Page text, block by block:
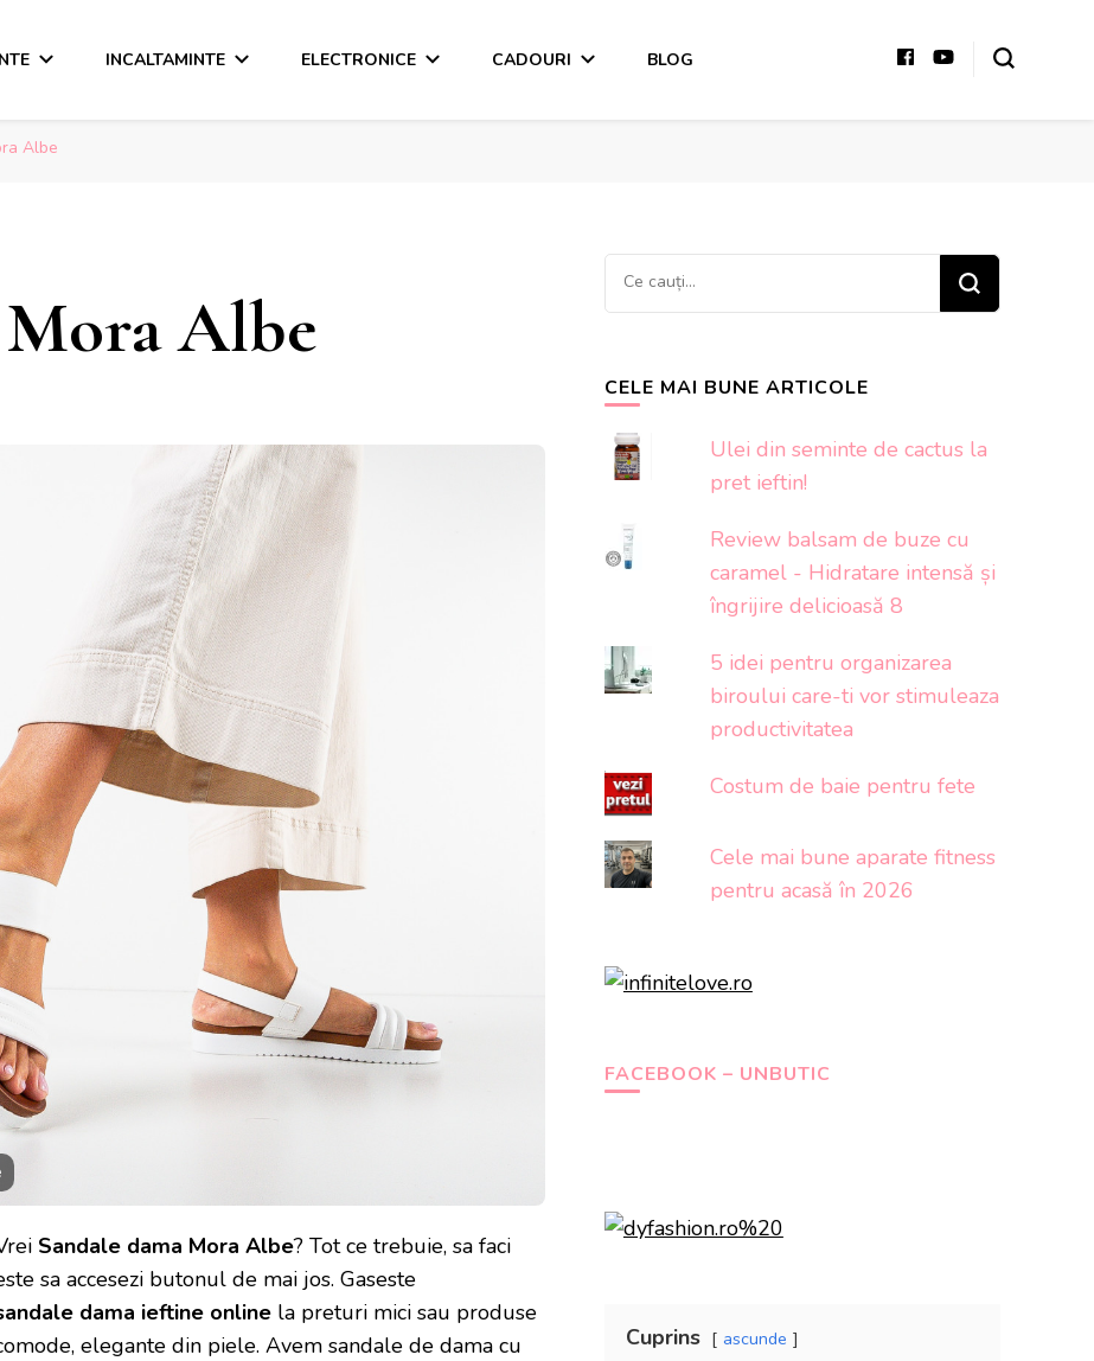
INCALTAMINTE ELECTRONICE CADOURI BLOG
Albe
Mora Albe
Sandale dama Mora Albe? Tot ce trebuie, sa faci
sa accesezi butonul de mai jos. Gaseste
dama ieftine online la preturi mici sau produse
elegante din piele. Avem sandale de dama cu
Cauți
ceva?
CELE MAI BUNE ARTICOLE
Ulei din seminte de cactus la
pret ieftin!
Review balsam de buze cu
caramel - Hidratare intensă și
îngrijire delicioasă 8
5 idei pentru organizarea
biroului care-ti vor stimuleaza
productivitatea
Costum de baie pentru fete
Cele mai bune aparate fitness
pentru acasă în 2026
FACEBOOK – UNBUTIC
Cuprins ascunde